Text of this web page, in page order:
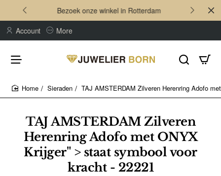
Bezoek onze winkel in Rotterdam
Account More
TAJ AMSTERDAM Zilveren
Herenring Adofo met ONYX
Krijger" > staat symbool voor
kracht - 22221
Sieraden TAJ AMSTERDAM Zilveren Herenring Adofo